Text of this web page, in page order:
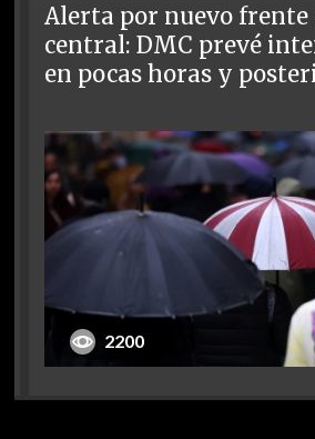
Alerta por nuevo frente
central: DMC prevé
en pocas horas y
2200